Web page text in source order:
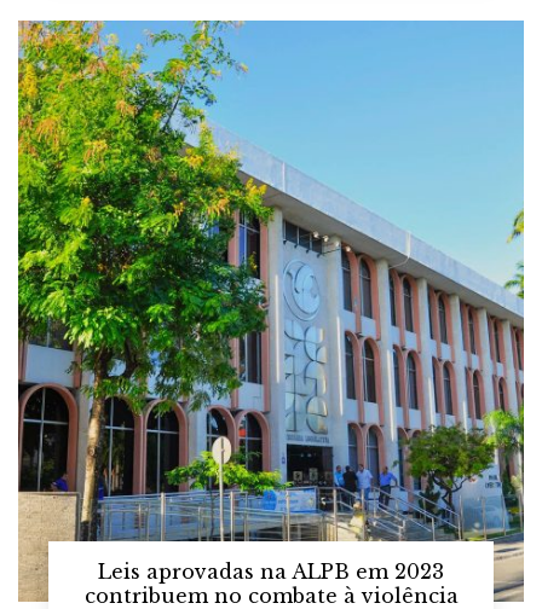
Leis aprovadas na ALPB em 2023
contribuem no combate à violência